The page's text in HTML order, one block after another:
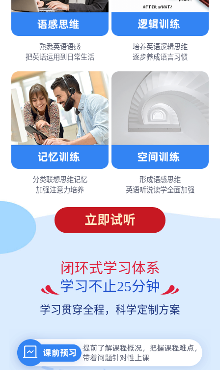
熟悉英语语感
把英语运用到日常生活
培养英语逻辑思维
逐步养成语言习惯
分类联想思维记忆
加强注意力培养
形成语感思维
英语听说读学全面加强
立即试听
闭环式学习体系
学习不止25分钟
学习贯穿全程，科学定制方案